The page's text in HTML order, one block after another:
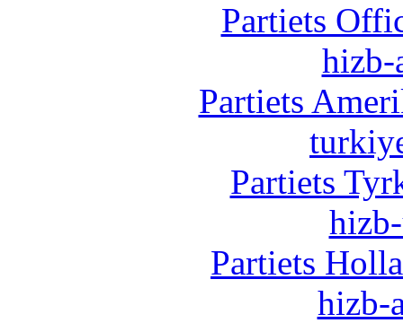
Partiets
hizb-
Partiets
Partiets
Partiets
hizb-